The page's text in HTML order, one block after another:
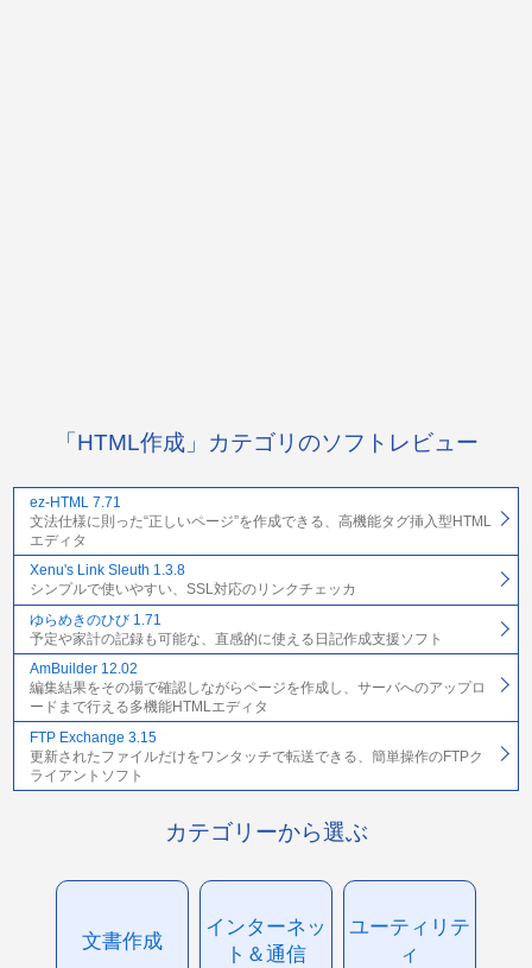
「HTML作成」カテゴリのソフトレビュー
ez-HTML 7.71
文法仕様に則った“正しいページ”を作成できる、高機能タグ挿入型HTML
エディタ
Xenu's Link Sleuth 1.3.8
シンプルで使いやすい、SSL対応のリンクチェッカ
ゆらめきのひび 1.71
予定や家計の記録も可能な、直感的に使える日記作成支援ソフト
AmBuilder 12.02
編集結果をその場で確認しながらページを作成し、サーバへのアップロ
ードまで行える多機能HTMLエディタ
FTP Exchange 3.15
更新されたファイルだけをワンタッチで転送できる、簡単操作のFTPク
ライアントソフト
カテゴリーから選ぶ
文書作成
インターネッ
ト＆通信
ユーティリテ
ィ